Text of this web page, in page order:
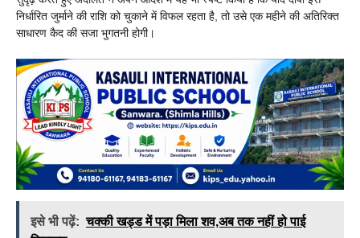
निर्धारित जुर्माने की राशि को चुकाने में विफल रहता है, तो उसे एक महीने की अतिरिक्त
साधारण कैद की सजा भुगतनी होगी।
इसे भी पढ़ें: चक्की खड्ड में पड़ा मिला शव,अब तक नहीं हो पाई